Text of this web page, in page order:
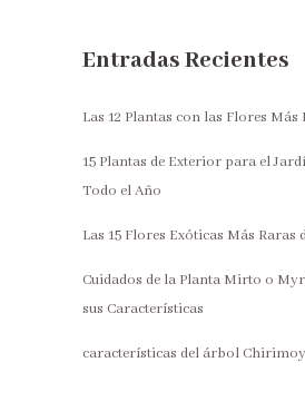
Entradas Recientes
Las 12 Plantas con las Flores Más
15 Plantas de Exterior para el
Todo el Año
Las 15 Flores Exóticas Más Raras
Cuidados de la Planta Mirto o
sus Características
características del árbol